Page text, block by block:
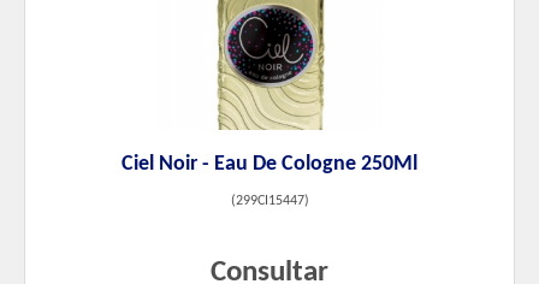
Ciel Noir - Eau De Cologne 250Ml
(299CI15447)
Consultar